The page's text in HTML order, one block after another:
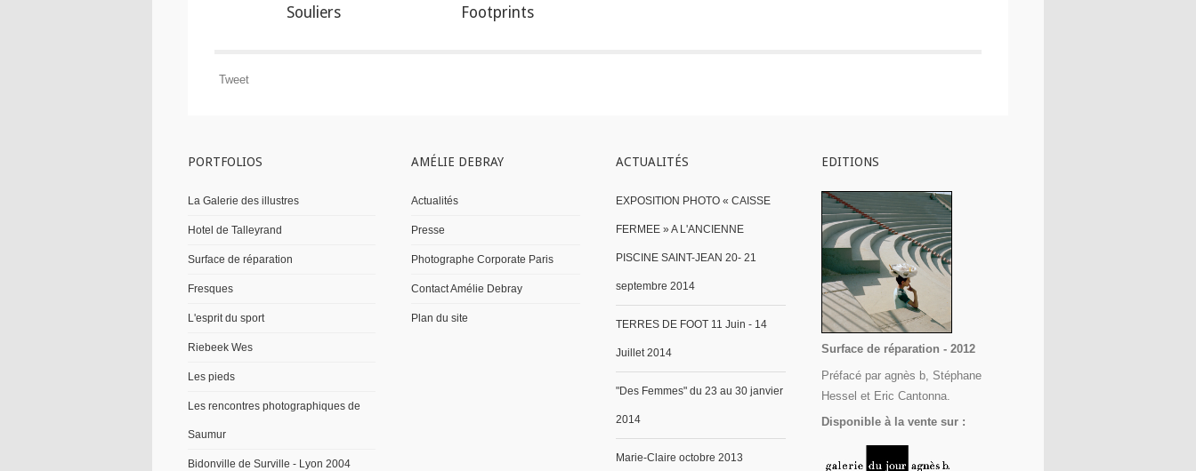
Souliers Footprints
Tweet
PORTFOLIOS
La Galerie des illustres
Hotel de Talleyrand
Surface de réparation
Fresques
L'esprit du sport
Riebeek Wes
Les pieds
Les rencontres photographiques de
Saumur
Bidonville de Surville - Lyon 2004
AMÉLIE DEBRAY
Actualités
Presse
Photographe Corporate Paris
Contact Amélie Debray
Plan du site
ACTUALITÉS
EXPOSITION PHOTO « CAISSE
FERMEE » A L'ANCIENNE
PISCINE SAINT-JEAN 20- 21
septembre 2014
TERRES DE FOOT 11 Juin - 14
Juillet 2014
"Des Femmes" du 23 au 30 janvier
2014
Marie-Claire octobre 2013
EDITIONS
Surface de réparation - 2012
Préfacé par agnès b, Stéphane
Hessel et Eric Cantonna.
Disponible à la vente sur :